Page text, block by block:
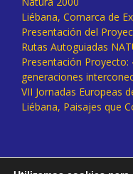
Liébana, Comarca de
Presentación del
Rutas Autoguiadas
Presentación Proyecto:
generaciones
VII Jornadas Europeas
Liébana, Paisajes que